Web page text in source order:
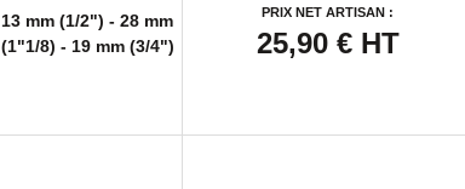
13 mm (1/2") - 28 mm
(1"1/8) - 19 mm (3/4")
PRIX NET ARTISAN :
25,90 €HT